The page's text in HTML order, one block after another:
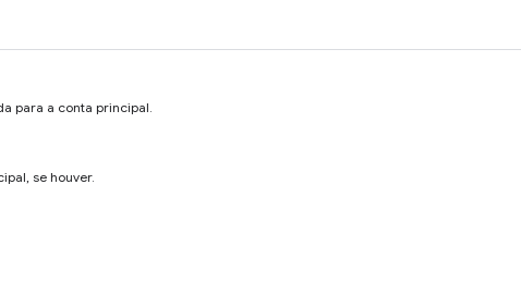
para a conta principal.
se houver.